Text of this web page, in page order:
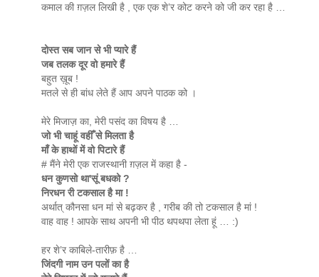
कमाल की ग़ज़ल लिखी है , एक एक शे’र कोट करने को जी कर रहा है …
दोस्‍त सब जान से भी प्‍यारे हैं
जब तलक दूर वो हमारे हैं
बहुत ख़ूब !
मतले से ही बांध लेते हैं आप अपने पाठक को ।
मेरे मिजाज़ का, मेरी पसंद का विषय है …
जो भी चाहूं वहीँ से मिलता है
मॉं के हाथों में वो पिटारे हैं
# मैंने मेरी एक राजस्थानी ग़ज़ल में कहा है -
धन कुणसो था'सूं बधको ?
निरधन री टकसाल है मा !
अर्थात् कौनसा धन मां से बढ़कर है , गरीब की तो टकसाल है मां !
वाह वाह ! आपके साथ अपनी भी पीठ थपथपा लेता हूं … :)
हर शे’र काबिले-तारीफ़ है …
जिंदगी नाम उन पलों का है